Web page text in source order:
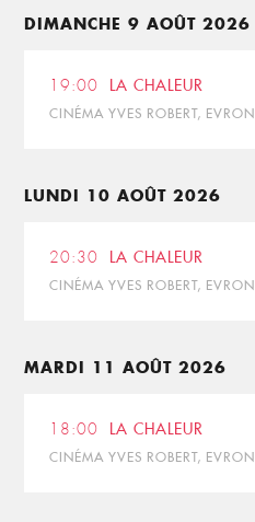
DIMANCHE 9 AOÛT 2026
19:00 LA CHALEUR
CINÉMA YVES ROBERT, EVRON
LUNDI 10 AOÛT 2026
20:30 LA CHALEUR
CINÉMA YVES ROBERT, EVRON
MARDI 11 AOÛT 2026
18:00 LA CHALEUR
CINÉMA YVES ROBERT, EVRON